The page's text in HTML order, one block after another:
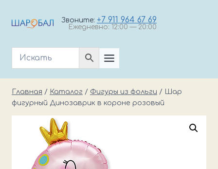
Звоните: +7 911 964 67 69
Ежедневно: 12:00 — 20:00
Главная / Каталог / Фигуры из фольги /
Шар
фигурный Динозаврик в короне розовый